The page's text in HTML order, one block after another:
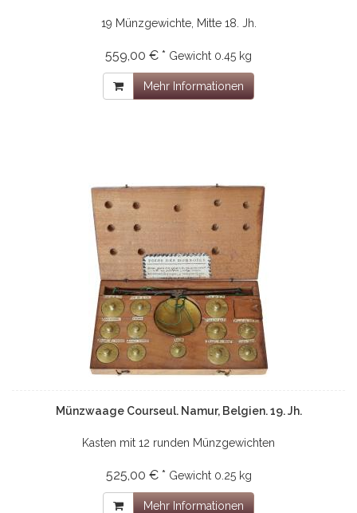
19 Münzgewichte, Mitte 18. Jh.
559,00 € * Gewicht 0.45 kg
Mehr Informationen
Münzwaage Courseul. Namur, Belgien. 19. Jh.
Kasten mit 12 runden Münzgewichten
525,00 € * Gewicht 0.25 kg
Mehr Informationen